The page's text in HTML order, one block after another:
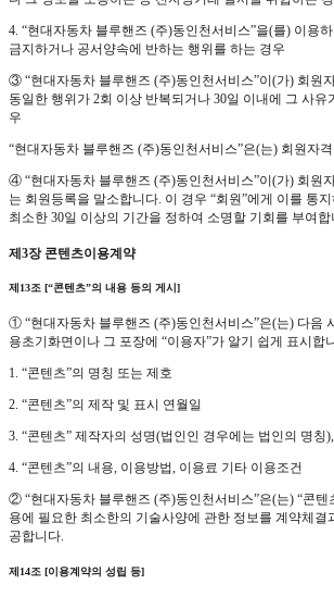
4. “현대자동차 블루핸즈 (주)동인천서비스”을(를) 이용
금지하거나 공서양속에 반하는 행위를 하는 경우
③ “현대자동차 블루핸즈 (주)동인천서비스”이(가) 회원
동일한 행위가 2회 이상 반복되거나 30일 이내에 그 사유
우
“현대자동차 블루핸즈 (주)동인천서비스”은(는) 회원자
④ “현대자동차 블루핸즈 (주)동인천서비스”이(가) 회원
는 회원등록을 말소합니다. 이 경우 “회원”에게 이를 통
최소한 30일 이상의 기간을 정하여 소명할 기회를 부여합
제3장 콘텐츠이용계약
제13조 [“콘텐츠”의 내용 등의 게시]
① “현대자동차 블루핸즈 (주)동인천서비스”은(는) 다음
용초기화면이나 그 포장에 “이용자”가 알기 쉽게 표시합
1. “콘텐츠”의 명칭 또는 제호
2. “콘텐츠”의 제작 및 표시 연월일
3. “콘텐츠” 제작자의 성명(법인인 경우에는 법인의 명칭
4. “콘텐츠”의 내용, 이용방법, 이용료 기타 이용조건
② “현대자동차 블루핸즈 (주)동인천서비스”은(는) “콘텐
용에 필요한 최소한의 기술사양에 관한 정보를 계약체결
공합니다.
제14조 [이용계약의 성립 등]